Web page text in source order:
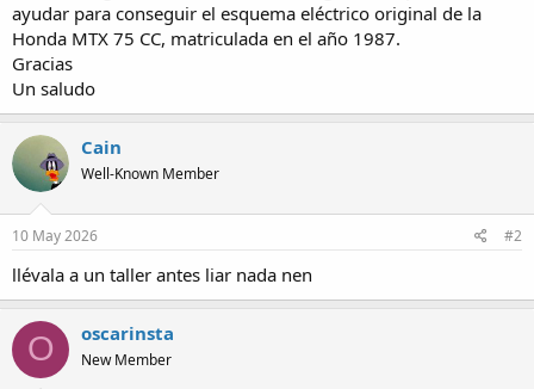
ayudar para conseguir el esquema eléctrico original de la
Honda MTX 75 CC, matriculada en el año 1987.
Gracias
Un saludo
Cain
Well-Known Member
10 May 2026 #2
llévala a un taller antes liar nada nen
O oscarinsta
New Member